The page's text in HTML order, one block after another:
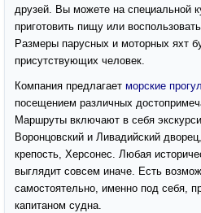
друзей. Вы можете на специальной
приготовить пищу или
Размеры парусных и моторных яхт
присутствующих человек.
Компания предлагает морские
посещением различных
Маршруты включают в себя
Воронцовский и Ливадийский
крепость, Херсонес. Любая
выглядит совсем иначе. Есть
самостоятельно, именно под себя,
капитаном судна.